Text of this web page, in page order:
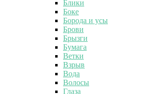
Блики
Боке
Борода и усы
Брови
Брызги
Бумага
Ветки
Взрыв
Вода
Волосы
Глаза